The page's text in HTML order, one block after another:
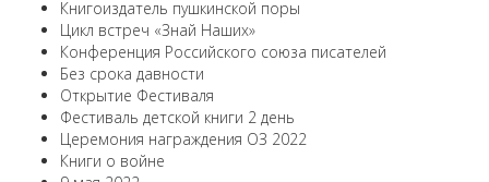
Книгоиздатель пушкинской поры
Цикл встреч «Знай Наших»
Конференция Российского союза писателей
Без срока давности
Открытие Фестиваля
Фестиваль детской книги 2 день
Церемония награждения ОЗ 2022
Книги о войне